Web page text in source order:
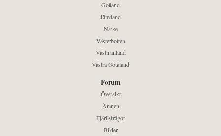
Gotland
Jämtland
Närke
Västerbotten
Västmanland
Västra Götaland
Forum
Översikt
Ämnen
Fjärilsfrågor
Bilder